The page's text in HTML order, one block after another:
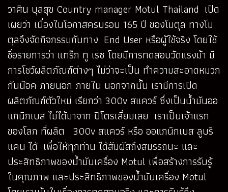
วาศิน บุลสุข Country manager Motul Thailand เปิด
เผยว่า เนื่องในโอกาสครบรอบ 165 ปี ของโมตุล ทางโม
ตุลจึงจัดกิจกรรมกับทาง End User หรือผู้ใช้จริง โดยใช้
ชื่อรายการว่า แทร็ก ทู เรซ โดยมีการทดสอบวัดแรงม้า มี
การโชว์ผลิตภัณฑ์ต่างๆ ไม่ว่าจะเป็น ทำความสะอาดหมวก
กันน๊อค ภายนอก ภายใน นอกจากนั้น เรามีการเปิด
ผลิตภัณฑ์ตัวใหม่ เรียกว่า 300v สแควร์ ซึ่งเป็นน้ำมันออ
แกนิกเบส ไม่ได้มาจาก ปิโตรเลี่ยมเลย เราเป็นเจ้าแรก
ของโลก ที่ผลิต 300v สแควร์ หรือ ออแกนิกเบส ลูบริ
แคน ได้ เพื่อให้ทุกท่าน ได้สัมผัสถึงสมรรถนะ และ
ประสิทธิภาพของน้ำมันเครื่อง Motul เพื่อสร้างการรับรู้
ในคุณภาพ และประสิทธิภาพของน้ำมันเครื่อง Motul